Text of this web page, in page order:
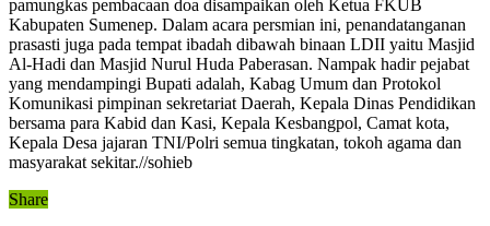
pamungkas pembacaan doa disampaikan oleh Ketua FKUB
Kabupaten Sumenep. Dalam acara persmian ini, penandatanganan
prasasti juga pada tempat ibadah dibawah binaan LDII yaitu Masjid
Al-Hadi dan Masjid Nurul Huda Paberasan. Nampak hadir pejabat
yang mendampingi Bupati adalah, Kabag Umum dan Protokol
Komunikasi pimpinan sekretariat Daerah, Kepala Dinas Pendidikan
bersama para Kabid dan Kasi, Kepala Kesbangpol, Camat kota,
Kepala Desa jajaran TNI/Polri semua tingkatan, tokoh agama dan
masyarakat sekitar.//sohieb
Share